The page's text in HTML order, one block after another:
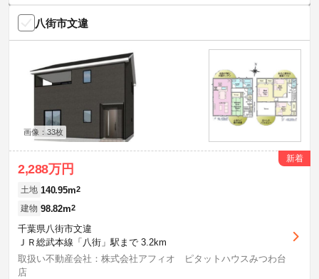
八街市文違
画像：33枚
2,288万円
新着
土地 140.95m2
建物 98.82m2
千葉県八街市文違
ＪＲ総武本線「八街」駅まで 3.2km
取扱い不動産会社：株式会社アフィオ ピタットハウスみつわ台
店